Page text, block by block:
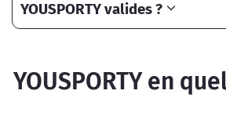
YOUSPORTY valides ?
YOUSPORTY en